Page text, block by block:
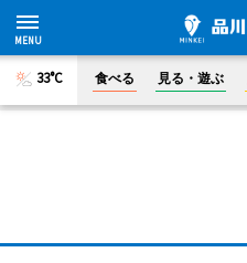
33°C 食べる 見る・遊ぶ